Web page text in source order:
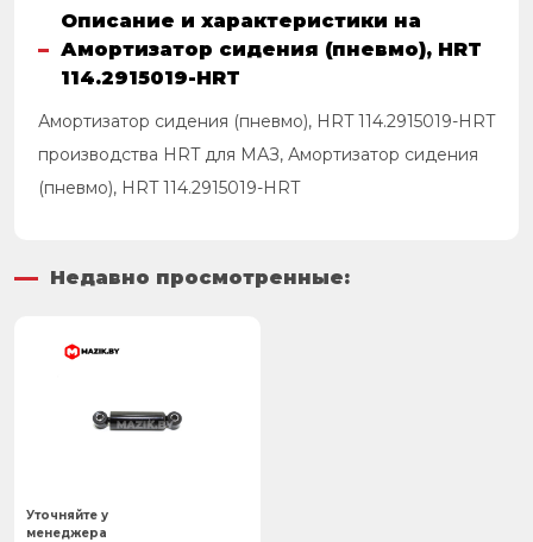
Описание и характеристики на
Амортизатор сидения (пневмо), HRT
114.2915019-HRT
Амортизатор сидения (пневмо), HRT 114.2915019-HRT
производства HRT для МАЗ, Амортизатор сидения
(пневмо), HRT 114.2915019-HRT
Недавно просмотренные:
Уточняйте у
менеджера